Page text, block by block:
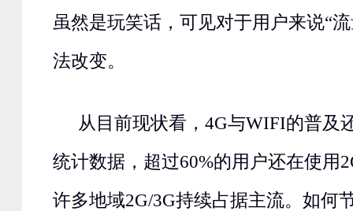
虽然是玩笑话，可见对于用户来说“
法改变。
从目前现状看，4G与WIFI的普及
统计数据，超过60%的用户还在使用
许多地域2G/3G持续占据主流。如何